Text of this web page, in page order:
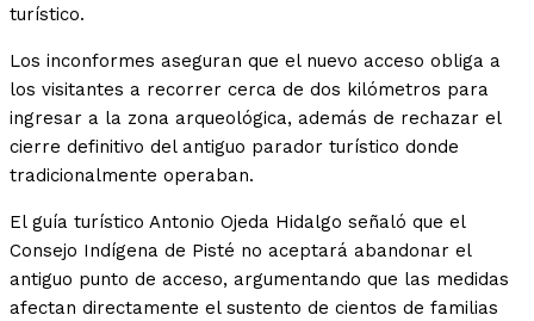
turístico.
Los inconformes aseguran que el nuevo acceso obliga a
los visitantes a recorrer cerca de dos kilómetros para
ingresar a la zona arqueológica, además de rechazar el
cierre definitivo del antiguo parador turístico donde
tradicionalmente operaban.
El guía turístico Antonio Ojeda Hidalgo señaló que el
Consejo Indígena de Pisté no aceptará abandonar el
antiguo punto de acceso, argumentando que las medidas
afectan directamente el sustento de cientos de familias